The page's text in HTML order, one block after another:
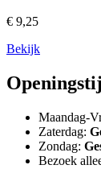
€ 9,25
Bekijk
Maandag-
Zaterdag:
Zondag:
Bezoek